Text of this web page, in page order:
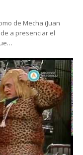
de Mecha (Juan
a presenciar el